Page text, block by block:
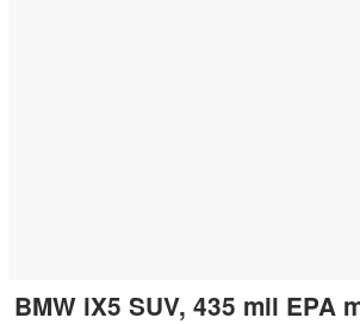
BMW iX5 SUV, 435 mil EPA